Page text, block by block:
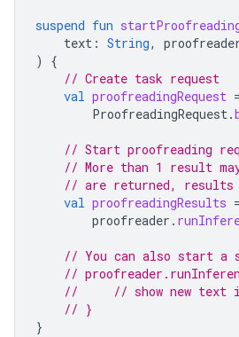
suspend fun
text : String,
)
{
// Create task request
val proofreadingRequest =
ProofreadingRequest.
// Start proofreading
// More than 1 result
// are returned, results
val proofreadingResults =
proofreader .
// You can also start a
//
//     // show new text
// }
}